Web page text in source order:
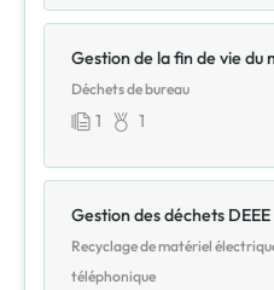
Gestion de la fin de vie du
Déchets de bureau
1 1
Gestion des déchets DEEE
Recyclage de matériel
téléphonique